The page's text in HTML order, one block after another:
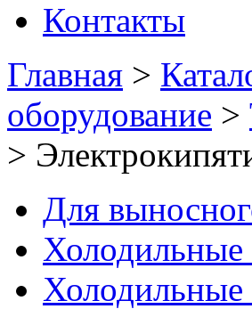
Контакты
Главная >
оборудование >
>
Для